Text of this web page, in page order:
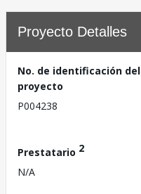
Proyecto Detalles
No. de identificación del
proyecto
P004238
Prestatario 2
N/A